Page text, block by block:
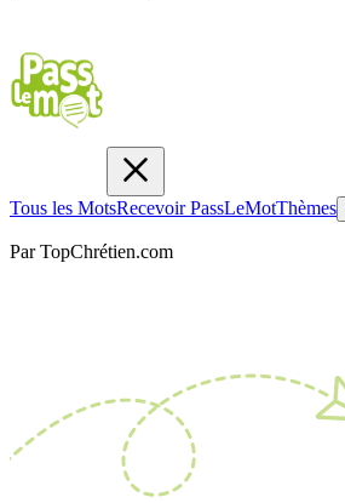
Tous les MotsRecevoir PassLeMotThèmes
Par TopChrétien.com